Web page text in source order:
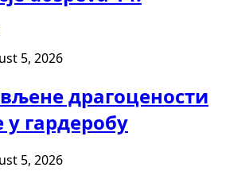
5, 2026
драгоцености
гардеробу
5, 2026